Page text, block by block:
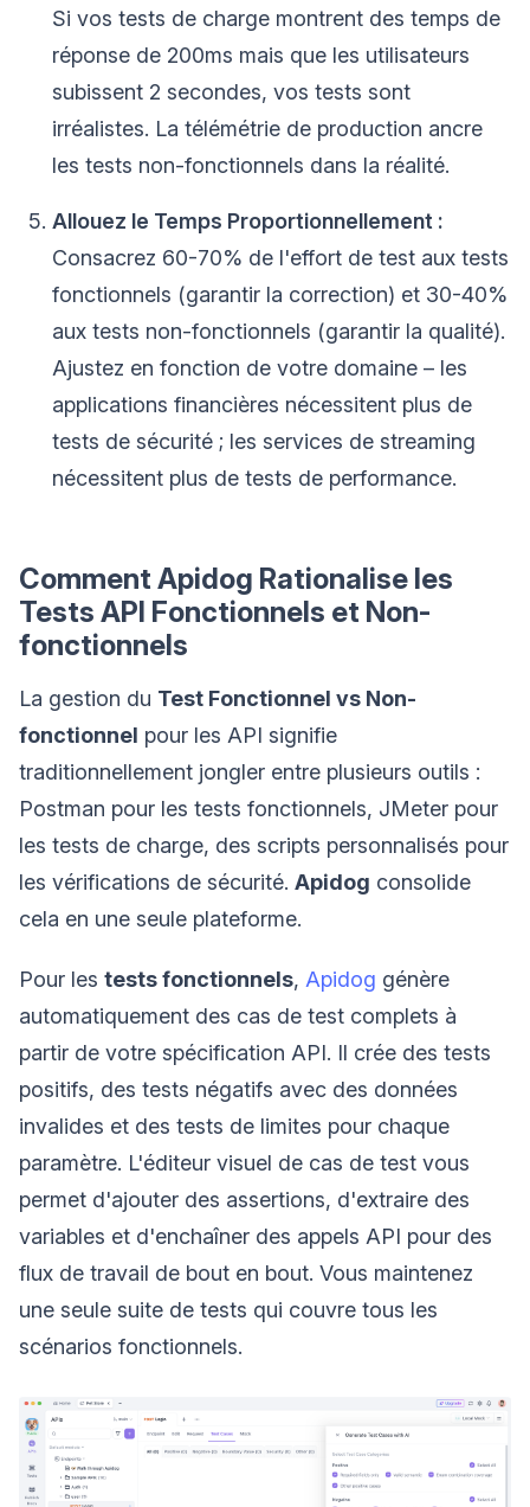
Si vos tests de charge montrent des temps de
réponse de 200ms mais que les utilisateurs
subissent 2 secondes, vos tests sont
irréalistes. La télémétrie de production ancre
les tests non-fonctionnels dans la réalité.
Allouez le Temps Proportionnellement :
Consacrez 60-70% de l'effort de test aux tests
fonctionnels (garantir la correction) et 30-40%
aux tests non-fonctionnels (garantir la qualité).
Ajustez en fonction de votre domaine – les
applications financières nécessitent plus de
tests de sécurité ; les services de streaming
nécessitent plus de tests de performance.
Comment Apidog Rationalise les
Tests API Fonctionnels et Non-
fonctionnels
La gestion du Test Fonctionnel vs Non-
fonctionnel pour les API signifie
traditionnellement jongler entre plusieurs outils :
Postman pour les tests fonctionnels, JMeter pour
les tests de charge, des scripts personnalisés pour
les vérifications de sécurité. Apidog consolide
cela en une seule plateforme.
Pour les tests fonctionnels, Apidog génère
automatiquement des cas de test complets à
partir de votre spécification API. Il crée des tests
positifs, des tests négatifs avec des données
invalides et des tests de limites pour chaque
paramètre. L'éditeur visuel de cas de test vous
permet d'ajouter des assertions, d'extraire des
variables et d'enchaîner des appels API pour des
flux de travail de bout en bout. Vous maintenez
une seule suite de tests qui couvre tous les
scénarios fonctionnels.